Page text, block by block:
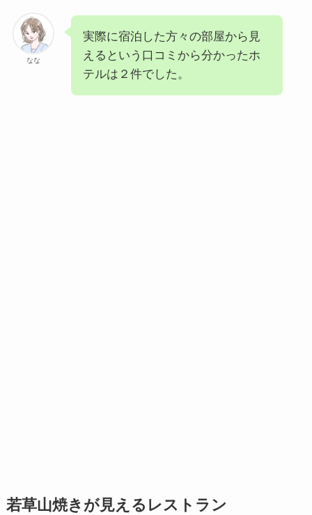
なな
実際に宿泊した方々の部屋から見
えるという口コミから分かったホ
テルは２件でした。
若草山焼きが見えるレストラン